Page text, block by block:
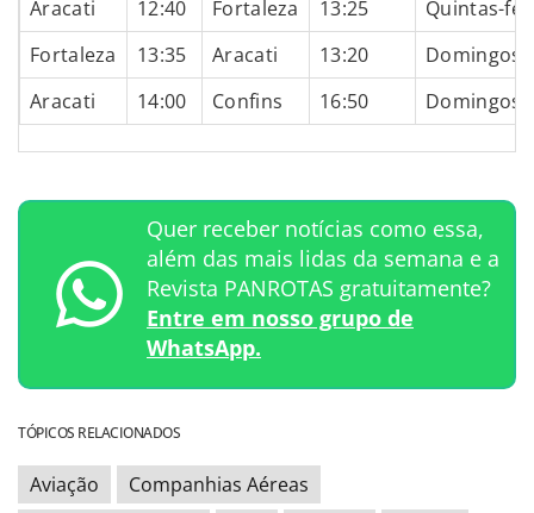
Aracati 12:40 Fortaleza 13:25
Quintas-
Fortaleza
13:35 Aracati 13:20
Domingos
Aracati
14:00 Confins 16:50 Domingos
Quer receber notícias como essa,
além das mais lidas da semana e a
Revista PANROTAS gratuitamente?
Entre em nosso grupo de
WhatsApp.
TÓPICOS RELACIONADOS
Aviação
Companhias Aéreas